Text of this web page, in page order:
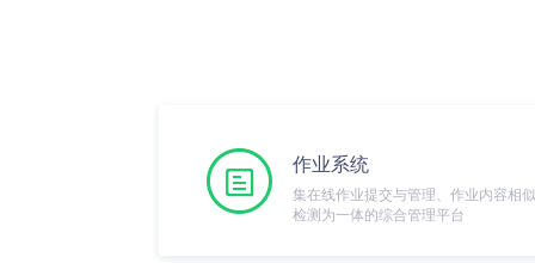
作业系统
集在线作业提交与管理、作业内容相
检测为一体的综合管理平台